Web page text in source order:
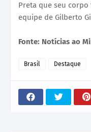
Preta que seu
equipe de Gilberto
Fonte: Notícias ao
Brasil Destaque